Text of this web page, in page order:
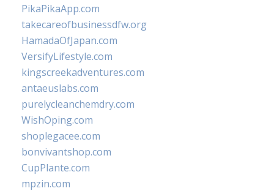
PikaPikaApp.com
takecareofbusinessdfw.org
HamadaOfJapan.com
VersifyLifestyle.com
kingscreekadventures.com
antaeuslabs.com
purelycleanchemdry.com
WishOping.com
shoplegacee.com
bonvivantshop.com
CupPlante.com
mpzin.com